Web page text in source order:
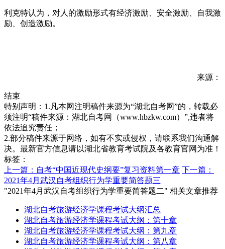
利克特认为，对人的激励形式有经济激励、安全激励、自我激
励、创造激励。
来源：
结束
特别声明：1.凡本网注明稿件来源为“湖北自考网”的，转载必
须注明“稿件来源：湖北自考网（www.hbzkw.com）”,违者将
依法追究责任；
2.部分稿件来源于网络，如有不实或侵权，请联系我们沟通解
决。最新官方信息请以湖北省教育考试院及各教育官网为准！
标签：
上一篇：自考“中国近现代史纲要”复习资料第一章 下一篇：
2021年4月武汉自考组织行为学重要简答题三
"2021年4月武汉自考组织行为学重要简答题二" 相关文章推荐
湖北自考旅游经济学课程考试大纲汇总
湖北自考旅游经济学课程考试大纲：第十章
湖北自考旅游经济学课程考试大纲：第九章
湖北自考旅游经济学课程考试大纲：第八章